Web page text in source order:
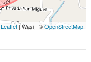
Leaflet| Wasi - ©OpenStreetMap